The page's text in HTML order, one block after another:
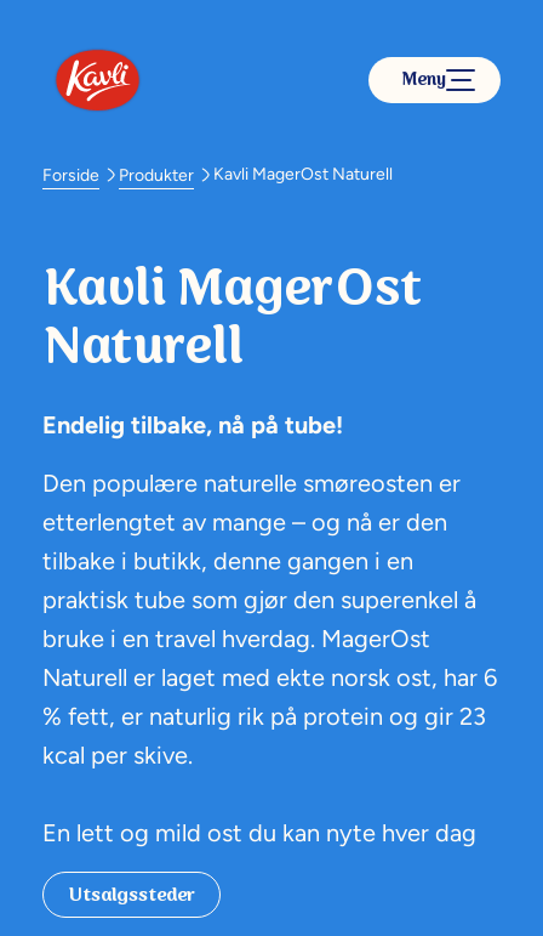
Meny
Forside Produkter Kavli MagerOst Naturell
Kavli MagerOst
Naturell
Endelig tilbake, nå på tube!
Den populære naturelle smøreosten er
etterlengtet av mange – og nå er den
tilbake i butikk, denne gangen i en
praktisk tube som gjør den superenkel å
bruke i en travel hverdag. MagerOst
Naturell er laget med ekte norsk ost, har 6
% fett, er naturlig rik på protein og gir 23
kcal per skive.
En lett og mild ost du kan nyte hver dag
Utsalgssteder